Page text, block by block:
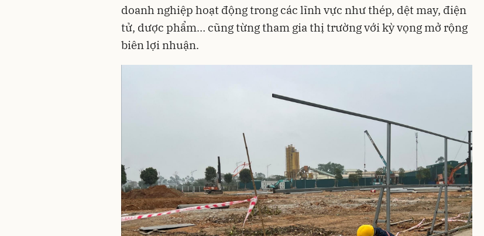
doanh nghiệp hoạt động trong các lĩnh vực như thép, dệt may, điện
tử, dược phẩm… cũng từng tham gia thị trường với kỳ vọng mở rộng
biên lợi nhuận.